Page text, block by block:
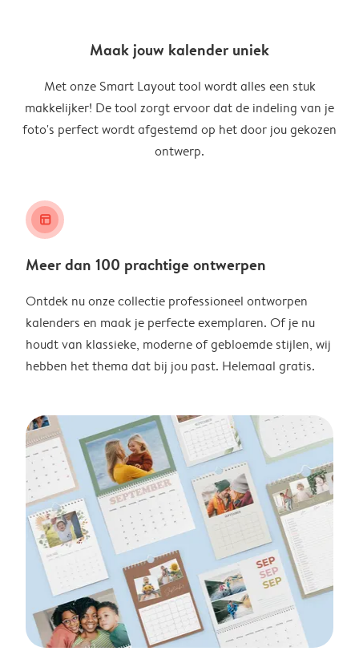
Maak jouw kalender uniek
Met onze Smart Layout tool wordt alles een stuk
makkelijker! De tool zorgt ervoor dat de indeling van je
foto's perfect wordt afgestemd op het door jou gekozen
ontwerp.
layout_alt
Meer dan 100 prachtige ontwerpen
Ontdek nu onze collectie professioneel ontworpen
kalenders en maak je perfecte exemplaren. Of je nu
houdt van klassieke, moderne of gebloemde stijlen, wij
hebben het thema dat bij jou past. Helemaal gratis.